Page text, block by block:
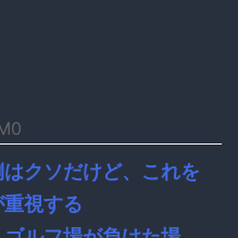
クソだけど、これを
視する